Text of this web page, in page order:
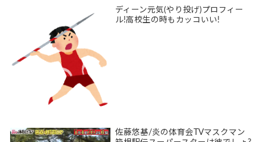
ディーン元気(やり投げ)プロフィー
ル!高校生の時もカッコいい!
佐藤悠基/炎の体育会TVマスクマン